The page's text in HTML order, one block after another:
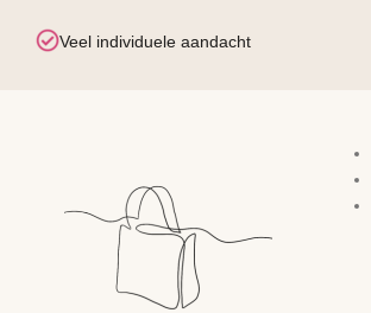
Veel individuele aandacht